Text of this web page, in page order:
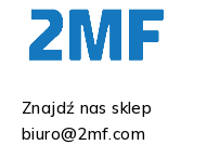
Znajdź nas sklep
biuro@2mf.com